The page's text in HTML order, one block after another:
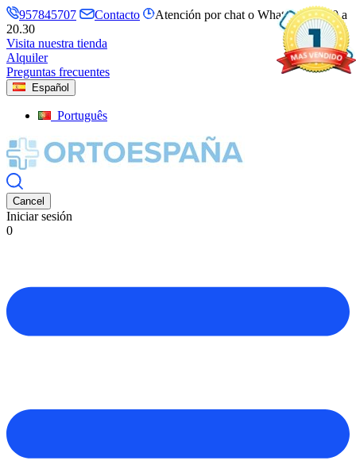
957845707 Contacto
Atención por chat o Whatsapp de 10 a
20.30
Visita nuestra tienda
Alquiler
Preguntas frecuentes
Español
Português
Cancel
Iniciar sesión
0